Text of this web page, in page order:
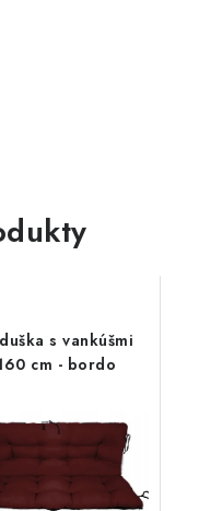
s vankúšmi
cm - bordo